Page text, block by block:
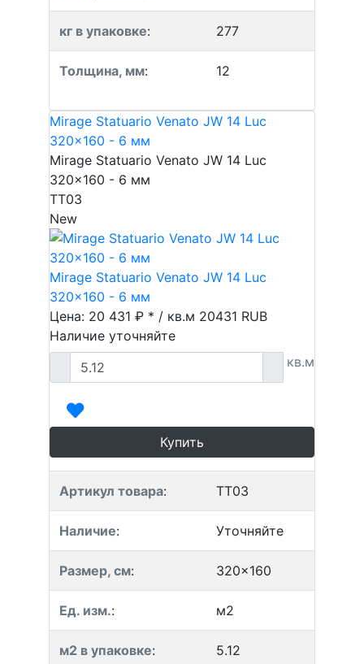
кг в упаковке: 277
Толщина, мм: 12
Mirage Statuario Venato JW 14 Luc
320x160 - 6 мм
Mirage Statuario Venato JW 14 Luc
320x160 - 6 мм
TT03
New
Mirage Statuario Venato JW 14 Luc
320x160 - 6 мм
Цена: 20 431 ₽ * / кв.м 20431 RUB
Наличие уточняйте
кв.м
Купить
Артикул товара: TT03
Наличие: Уточняйте
Размер, см: 320x160
Ед. изм.: м2
м2 в упаковке: 5.12